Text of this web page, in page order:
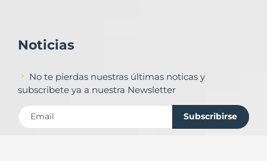
Noticias
No te pierdas nuestras últimas noticas y
subscribete ya a nuestra Newsletter
Subscribirse